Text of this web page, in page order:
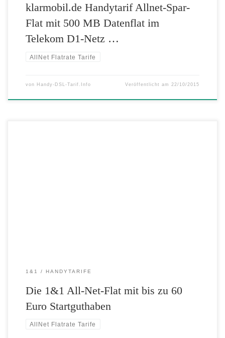
klarmobil.de Handytarif Allnet-Spar-
Flat mit 500 MB Datenflat im
Telekom D1-Netz …
AllNet Flatrate Tarife
von Handy-DSL-Tarif.Info Veröffentlicht am 22/10/2015
1&1 HANDYTARIFE
Die 1&1 All-Net-Flat mit bis zu 60
Euro Startguthaben
AllNet Flatrate Tarife